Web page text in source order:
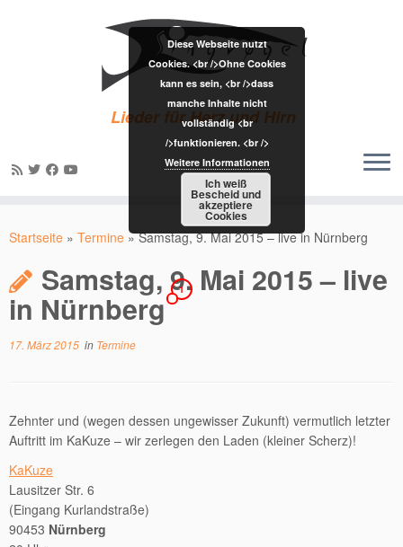
Inhalt
Lieder für Herz und Hirn
Startseite » Termine » Samstag, 9. Mai 2015 – live in Nürnberg
Samstag, 9. Mai 2015 – live
in Nürnberg 1
17. März 2015 in Termine
Zehnter und (wegen dessen ungewisser Zukunft) vermutlich letzter
Auftritt im KaKuze – wir zerlegen den Laden (kleiner Scherz)!
KaKuze
Lausitzer Str. 6
(Eingang Kurlandstraße)
90453 Nürnberg
Diese Webseite nutzt
Cookies. <br />Ohne Cookies
kann es sein, <br />dass
manche Inhalte nicht
vollständig <br
/>funktionieren. <br />
Weitere Informationen
Ich weiß
Bescheid und
akzeptiere
Cookies